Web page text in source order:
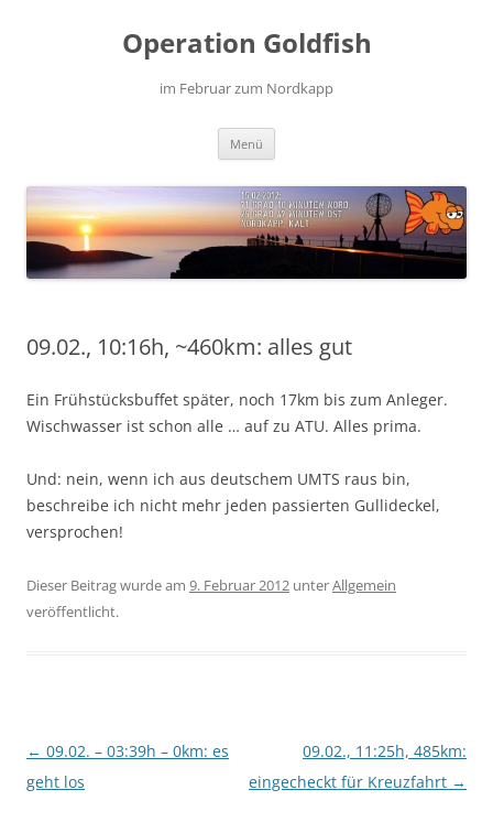
Operation Goldfish
im Februar zum Nordkapp
Menü
09.02., 10:16h, ~460km: alles gut
Ein Frühstücksbuffet später, noch 17km bis zum Anleger.
Wischwasser ist schon alle … auf zu ATU. Alles prima.
Und: nein, wenn ich aus deutschem UMTS raus bin,
beschreibe ich nicht mehr jeden passierten Gullideckel,
versprochen!
Dieser Beitrag wurde am 9. Februar 2012 unterAllgemein
veröffentlicht.
Beitragsnavigation
← 09.02. – 03:39h – 0km: es
geht los
09.02., 11:25h, 485km:
eingecheckt für Kreuzfahrt →